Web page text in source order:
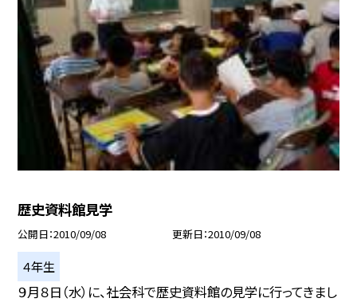
歴史資料館見学
公開日 2010/09/08 更新日 2010/09/08
４年生
９月８日（水）に、社会科で歴史資料館の見学に行ってきまし